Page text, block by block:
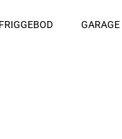
FRIGGEBOD GARAGE